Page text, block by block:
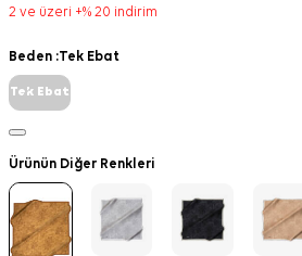
2 ve üzeri +% 20 indirim
Beden :Tek Ebat
Tek Ebat
Ürünün Diğer Renkleri